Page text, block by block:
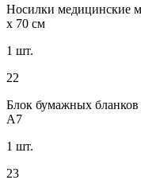
Носилки медицинские
x 70 см
1 шт.
22
Блок бумажных бланков
A7
1 шт.
23